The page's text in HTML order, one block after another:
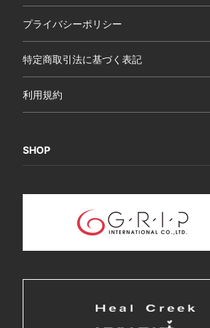
プライバシーポリシー
特定商取引法に基づく表記
利用規約
SHOP